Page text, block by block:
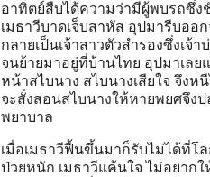
อาทิตย์สืบได้ความว่ามีผู้พบรถซึ่ง
เมธาวีบาดเจ็บสาหัส อุปมารีบออ
กลายเป็นเจ้าสาวตัวสำรองซึ่งเจ้
จนย้ายมาอยู่ที่บ้านไทย อุปมาเลย
หน้าสไบนาง สไบนางเสียใจ จึง
จะสั่งสอนสไบนางให้หายพยศจึง
พยาบาล
เมื่อเมธาวีฟื้นขึ้นมาก็รับไม่ได้ที่โ
ป่วยหนัก เมธาวีแค้นใจ ไม่อยาก